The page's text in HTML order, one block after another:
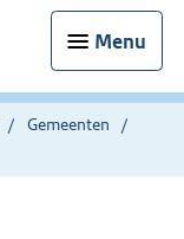
Menu
Gemeenten